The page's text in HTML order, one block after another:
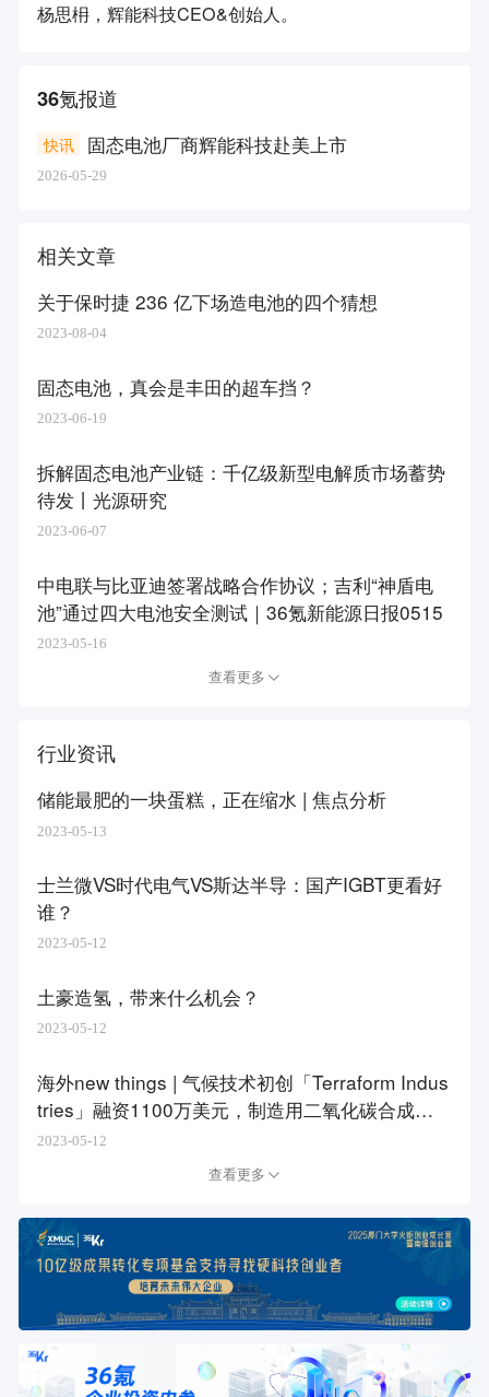
杨思枏，辉能科技CEO&创始人。
36氪报道
固态电池厂商辉能科技赴美上市
快讯
2026-05-29
相关文章
关于保时捷 236 亿下场造电池的四个猜想
2023-08-04
固态电池，真会是丰田的超车挡？
2023-06-19
拆解固态电池产业链：千亿级新型电解质市场蓄势
待发丨光源研究
2023-06-07
中电联与比亚迪签署战略合作协议；吉利“神盾电
池”通过四大电池安全测试｜36氪新能源日报0515
2023-05-16
查看更多
行业资讯
储能最肥的一块蛋糕，正在缩水 | 焦点分析
2023-05-13
士兰微VS时代电气VS斯达半导：国产IGBT更看好
谁？
2023-05-12
土豪造氢，带来什么机会？
2023-05-12
海外new things | 气候技术初创「Terraform Indus
tries」融资1100万美元，制造用二氧化碳合成碳
氢化合物以缓解气候变化
2023-05-12
查看更多